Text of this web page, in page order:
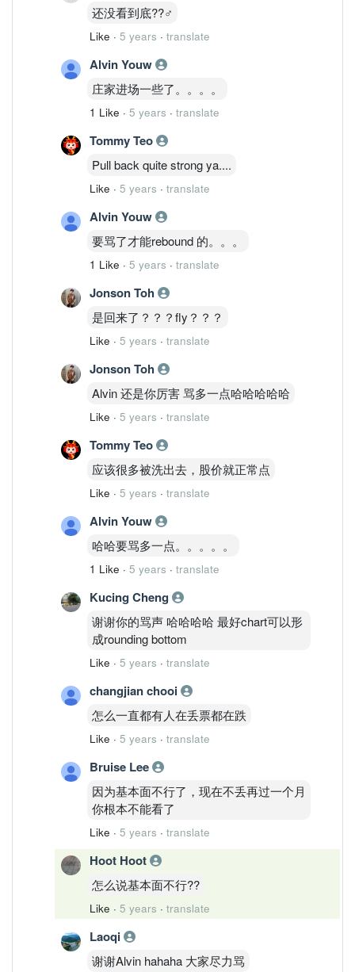
还没看到底??‍♂️
Like · 5 years · translate
Alvin Youw
庄家进场一些了。。。。
1 Like · 5 years · translate
Tommy Teo
Pull back quite strong ya....
Like · 5 years · translate
Alvin Youw
要骂了才能rebound 的。。。
1 Like · 5 years · translate
Jonson Toh
是回来了？？？fly？？？
Like · 5 years · translate
Jonson Toh
Alvin 还是你厉害 骂多一点哈哈哈哈哈
Like · 5 years · translate
Tommy Teo
应该很多被洗出去，股价就正常点
Like · 5 years · translate
Alvin Youw
哈哈要骂多一点。。。。。
1 Like · 5 years · translate
Kucing Cheng
谢谢你的骂声 哈哈哈哈 最好chart可以形
成rounding bottom
Like · 5 years · translate
changjian chooi
怎么一直都有人在丢票都在跌
Like · 5 years · translate
Bruise Lee
因为基本面不行了，现在不丢再过一个月
你根本不能看了
Like · 5 years · translate
Hoot Hoot
怎么说基本面不行??
Like · 5 years · translate
Laoqi
谢谢Alvin hahaha 大家尽力骂